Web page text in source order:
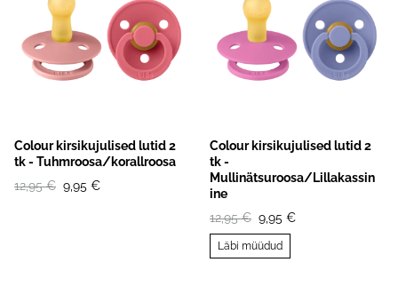
Colour kirsikujulised lutid 2
tk - Tuhmroosa/korallroosa
12,95 € 9,95 €
Colour kirsikujulised lutid 2
tk -
Mullinätsuroosa/Lillakassin
ine
12,95 € 9,95 €
Läbi müüdud